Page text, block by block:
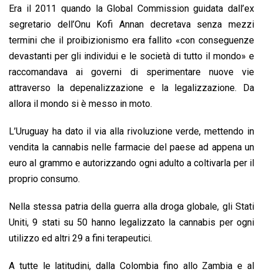
Era il 2011 quando la Global Commission guidata dall’ex
segretario dell’Onu Kofi Annan decretava senza mezzi
termini che il proibizionismo era fallito «con conseguenze
devastanti per gli individui e le società di tutto il mondo» e
raccomandava ai governi di sperimentare nuove vie
attraverso la depenalizzazione e la legalizzazione. Da
allora il mondo si è messo in moto.
L’Uruguay ha dato il via alla rivoluzione verde, mettendo in
vendita la cannabis nelle farmacie del paese ad appena un
euro al grammo e autorizzando ogni adulto a coltivarla per il
proprio consumo.
Nella stessa patria della guerra alla droga globale, gli Stati
Uniti, 9 stati su 50 hanno legalizzato la cannabis per ogni
utilizzo ed altri 29 a fini terapeutici.
A tutte le latitudini, dalla Colombia fino allo Zambia e al